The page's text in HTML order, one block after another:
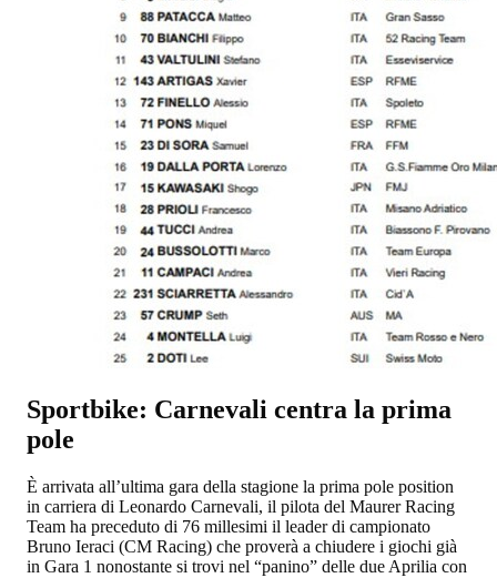
Sportbike: Carnevali centra la prima
pole
È arrivata all’ultima gara della stagione la prima pole position
in carriera di Leonardo Carnevali, il pilota del Maurer Racing
Team ha preceduto di 76 millesimi il leader di campionato
Bruno Ieraci (CM Racing) che proverà a chiudere i giochi già
in Gara 1 nonostante si trovi nel “panino” delle due Aprilia con